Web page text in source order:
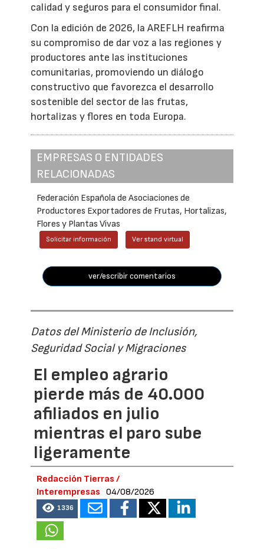
calidad y seguros para el consumidor final.
Con la edición de 2026, la AREFLH reafirma
su compromiso de dar voz a las regiones y
productores ante las instituciones
comunitarias, promoviendo un diálogo
constructivo que favorezca el desarrollo
sostenible del sector de las frutas,
hortalizas y flores en toda Europa.
EMPRESAS O ENTIDADES
RELACIONADAS
Federación Española de Asociaciones de
Productores Exportadores de Frutas, Hortalizas,
Flores y Plantas Vivas
Solicitar información Ver stand virtual
ver/escribir comentarios
Datos del Ministerio de Inclusión,
Seguridad Social y Migraciones
El empleo agrario
pierde más de 40.000
afiliados en julio
mientras el paro sube
ligeramente
Redacción Tierras /
Interempresas
04/08/2026
1336